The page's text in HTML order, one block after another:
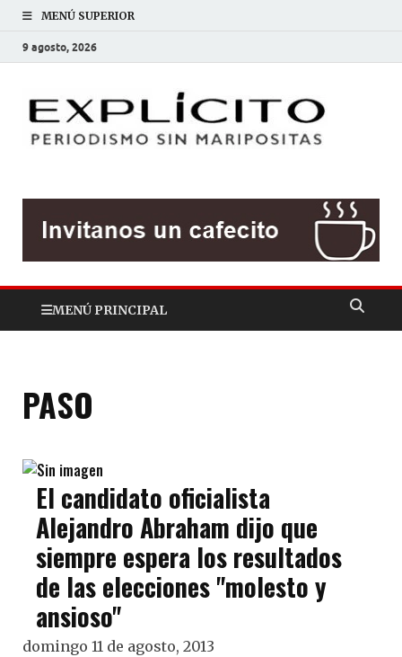
MENÚ SUPERIOR
9 agosto, 2026
MENÚ PRINCIPAL
PASO
El candidato oficialista
Alejandro Abraham dijo que
siempre espera los resultados
de las elecciones "molesto y
ansioso"
domingo 11 de agosto, 2013